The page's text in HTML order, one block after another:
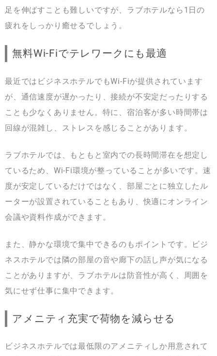
足を伸ばすことも難しいですが、ラブホテルなら1日の
疲れをしっかり癒せるでしょう。
無料Wi-Fiでテレワークにも最適
最近ではビジネスホテルでもWi-Fiが提供されています
が、通信速度が遅かったり、接続が不安定だったりする
ことも少なくありません。特に、宿泊客が多い時間帯は
回線が混雑し、ストレスを感じることがあります。
ラブホテルでは、もともと室内での長時間滞在を想定し
ているため、Wi-Fi環境が整っていることが多いです。速
度が安定しているだけではなく、部屋ごとに独立したル
ーターが設置されていることもあり、快適にオンライン
会議や資料作成ができます。
また、静かな環境で集中できるのもポイントです。ビジ
ネスホテルでは隣の部屋の音や廊下の話し声が気になる
ことがありますが、ラブホテルは防音性が高く、周囲を
気にせず仕事に集中できます。
アメニティ充実で荷物を減らせる
ビジネスホテルでは最低限のアメニティしか用意されて